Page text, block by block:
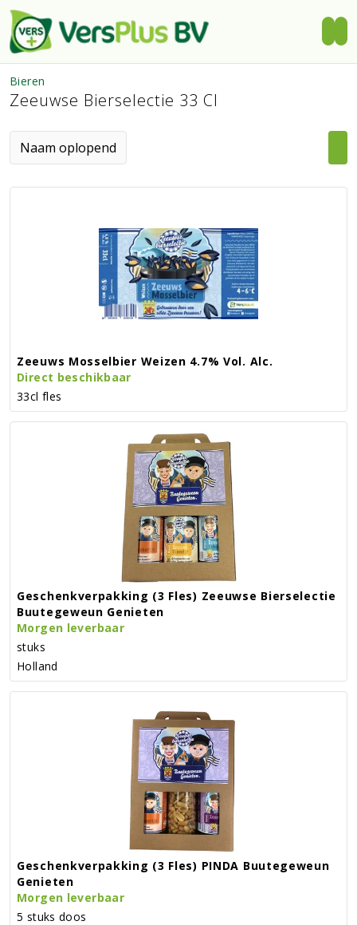
Bieren
Zeeuwse Bierselectie 33 Cl
Zeeuws Mosselbier Weizen 4.7% Vol. Alc.
Direct beschikbaar
33cl fles
Geschenkverpakking (3 Fles) Zeeuwse Bierselectie
Buutegeweun Genieten
Morgen leverbaar
stuks
Holland
Geschenkverpakking (3 Fles) PINDA Buutegeweun
Genieten
Morgen leverbaar
5 stuks doos